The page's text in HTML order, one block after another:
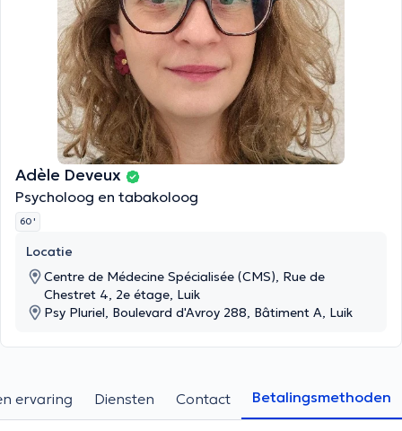
Adèle Deveux
Psycholoog en tabakoloog
60 '
Locatie
Centre de Médecine Spécialisée (CMS), Rue de
Chestret 4, 2e étage, Luik
Psy Pluriel, Boulevard d'Avroy 288, Bâtiment A, Luik
ervaring Diensten Contact Betalingsmethoden